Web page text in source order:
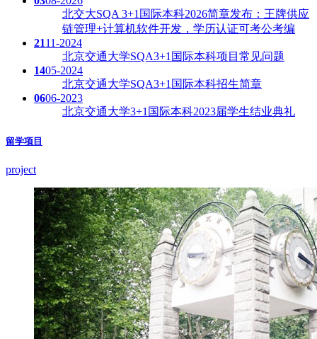
北交大SQA 3+1国际本科2026简章发布：王牌供应
链管理+计算机软件开发，学历认证可考公考编
2111-2024
北京交通大学SQA3+1国际本科项目常见问题
1405-2024
北京交通大学SQA3+1国际本科招生简章
0606-2023
北京交通大学3+1国际本科2023届学生结业典礼
留学项目
project